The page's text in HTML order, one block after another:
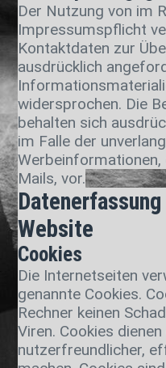
Der Nutzung von im
Impressumspflicht
Kontaktdaten zur
ausdrücklich
widersprochen. Die
behalten sich
im Falle der
Mails, vor.
Website
Cookies
Die Internetseiten
genannte Cookies.
Rechner keinen
Viren. Cookies
nutzerfreundlicher,